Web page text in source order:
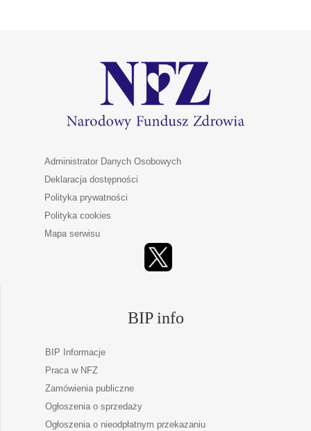
Administrator Danych Osobowych
Deklaracja dostępności
Polityka prywatności
Polityka cookies
Mapa serwisu
BIP info
BIP Informacje
Praca w NFZ
Zamówienia publiczne
Ogłoszenia o sprzedaży
Ogłoszenia o nieodpłatnym przekazaniu